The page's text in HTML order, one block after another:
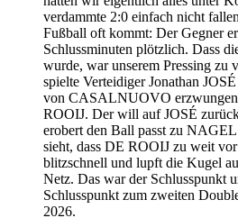
verdammte 2:0 einfach nicht
Fußball oft kommt: Der Gegner
Schlussminuten plötzlich. Dass
wurde, war unserem Pressing zu
spielte Verteidiger Jonathan
von CASALNUOVO
ROOIJ. Der will auf JOSÉ
erobert den Ball passt zu
sieht, dass DE ROOIJ zu weit
blitzschnell und lupft die Kugel
Netz. Das war der Schlusspunkt
Schlusspunkt zum zweiten
2026.